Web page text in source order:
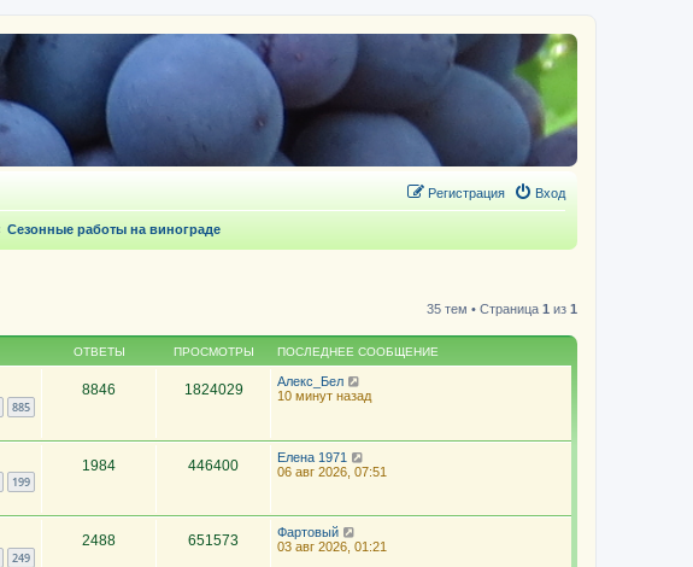
Вход
Регистрация
Сезонные работы на винограде
35 тем • Страница 1 из 1
ОТВЕТЫ ПРОСМОТРЫ ПОСЛЕДНЕЕ СООБЩЕНИЕ
885
8846 1824029
Алекс_Бел
10 минут назад
199
1984 446400
Елена 1971
06 авг 2026, 07:51
249
2488 651573
Фартовый
03 авг 2026, 01:21